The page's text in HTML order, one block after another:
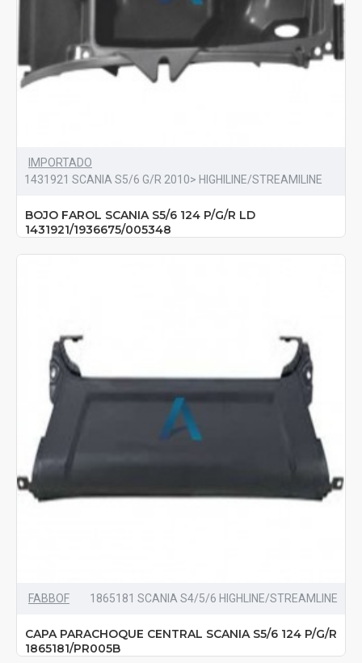
IMPORTADO
1431921 SCANIA S5/6 G/R 2010> HIGHILINE/STREAMILINE
BOJO FAROL SCANIA S5/6 124 P/G/R LD
1431921/1936675/005348
FABBOF 1865181 SCANIA S4/5/6 HIGHLINE/STREAMLINE
CAPA PARACHOQUE CENTRAL SCANIA S5/6 124 P/G/R
1865181/PR005B